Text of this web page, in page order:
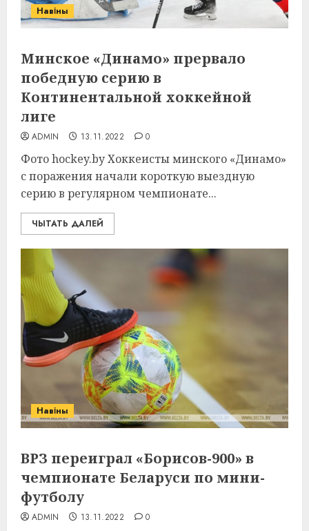
Навіны
Минское «Динамо» прервало
победную серию в
Континентальной хоккейной
лиге
ADMIN 13.11.2022 0
Фото hockey.by Хоккеисты минского «Динамо»
с поражения начали короткую выездную
серию в регулярном чемпионате...
ЧЫТАТЬ ДАЛЕЙ
Навіны
ВРЗ переиграл «Борисов-900» в
чемпионате Беларуси по мини-
футболу
ADMIN 13.11.2022 0